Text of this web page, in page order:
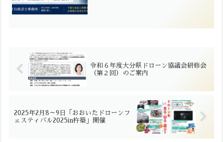
令和６年度大分県ドローン協議会研修会
（第２回）のご案内
2025年2月8～9日「おおいたドローンフ
ェスティバル2025in杵築」開催